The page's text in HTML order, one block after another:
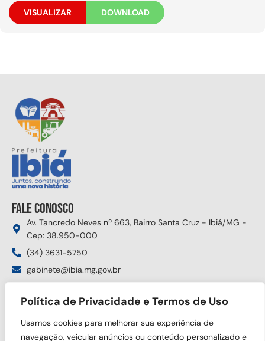
Política de Privacidade e Termos de Uso
Usamos cookies para melhorar sua experiência de
navegação, veicular anúncios ou conteúdo personalizado e
VISUALIZAR DOWNLOAD
Fale conosco
Av. Tancredo Neves nº 663, Bairro Santa Cruz - Ibiá/MG -
Cep: 38.950-000
(34) 3631-5750
gabinete@ibia.mg.gov.br